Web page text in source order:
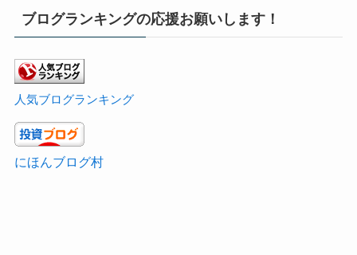
ブログランキングの応援お願いします！
人気ブログランキング
にほんブログ村